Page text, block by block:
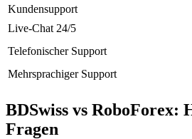
Kundensupport
Live-Chat 24/5
Telefonischer Support
Mehrsprachiger Support
BDSwiss vs RoboForex:
Fragen